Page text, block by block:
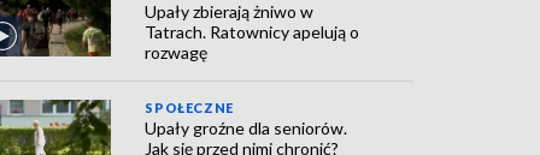
Upały zbierają żniwo w
Tatrach. Ratownicy apelują o
rozwagę
SPOŁECZNE
Upały groźne dla seniorów.
Jak się przed nimi chronić?